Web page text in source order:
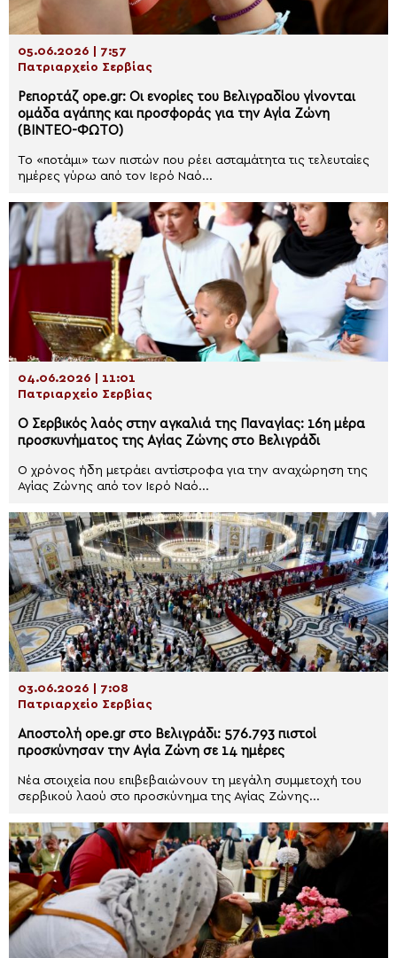
05.06.2026 | 7:57
Πατριαρχείο Σερβίας
Ρεπορτάζ ope.gr: Οι ενορίες του Βελιγραδίου γίνονται
ομάδα αγάπης και προσφοράς για την Αγία Ζώνη
(ΒΙΝΤΕΟ-ΦΩΤΟ)
Το «ποτάμι» των πιστών που ρέει ασταμάτητα τις τελευταίες
ημέρες γύρω από τον Ιερό Ναό...
04.06.2026 | 11:01
Πατριαρχείο Σερβίας
Ο Σερβικός λαός στην αγκαλιά της Παναγίας: 16η μέρα
προσκυνήματος της Αγίας Ζώνης στο Βελιγράδι
Ο χρόνος ήδη μετράει αντίστροφα για την αναχώρηση της
Αγίας Ζώνης από τον Ιερό Ναό...
03.06.2026 | 7:08
Πατριαρχείο Σερβίας
Αποστολή ope.gr στο Βελιγράδι: 576.793 πιστοί
προσκύνησαν την Αγία Ζώνη σε 14 ημέρες
Νέα στοιχεία που επιβεβαιώνουν τη μεγάλη συμμετοχή του
σερβικού λαού στο προσκύνημα της Αγίας Ζώνης...